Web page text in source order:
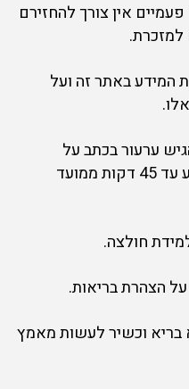
אין צורך להחזירם
למזכרת.
המידע באתר זה ועל
ערעור בכתב על
תוצאות המרוץ למזכירות האירוע עד 45 דקות ממועד
בריא וכשיר לעשות מאמץ